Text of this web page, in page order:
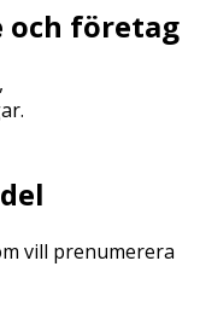
och företag
vill prenumerera